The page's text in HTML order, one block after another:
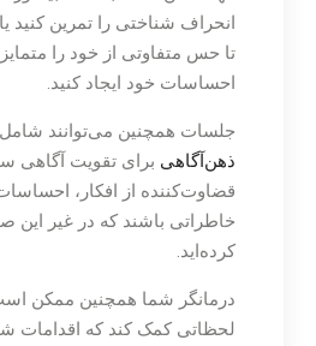
انحراف شناختی را تمرین کنید
تا حس متفاوتی از خود را متمایز
احساسات خود ایجاد کنید.
جلسات همچنین می‌توانند شامل
ذهن‌آگاهی برای تقویت آگاهی
قضاوت‌کننده از افکار،
خاطراتی باشند که در غیر این
کرده‌اید.
درمانگر شما همچنین ممکن
لحظاتی کمک کند که اقدامات